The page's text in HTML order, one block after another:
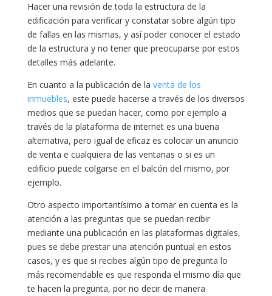
Hacer una revisión de toda la estructura de la
edificación para verificar y constatar sobre algún tipo
de fallas en las mismas, y así poder conocer el estado
de la estructura y no tener que preocuparse por estos
detalles más adelante.
En cuanto a la publicación de la venta de los
inmuebles, este puede hacerse a través de los diversos
medios que se puedan hacer, como por ejemplo a
través de la plataforma de internet es una buena
alternativa, pero igual de eficaz es colocar un anuncio
de venta e cualquiera de las ventanas o si es un
edificio puede colgarse en el balcón del mismo, por
ejemplo.
Otro aspecto importantísimo a tomar en cuenta es la
atención a las preguntas que se puedan recibir
mediante una publicación en las plataformas digitales,
pues se debe prestar una atención puntual en estos
casos, y es que si recibes algún tipo de pregunta lo
más recomendable es que responda el mismo día que
te hacen la pregunta, por no decir de manera